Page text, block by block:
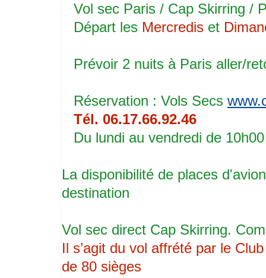
Vol sec Paris / Cap Skirring /
Départ les Mercredis et
Prévoir 2 nuits à Paris aller/
Réservation : Vols Secs
Tél. 06.17.66.92.46
Du lundi au vendredi de
La disponibilité de places
destination
Vol sec direct Cap Skirring.
Il s’agit du vol affrété par le
de 80 sièges